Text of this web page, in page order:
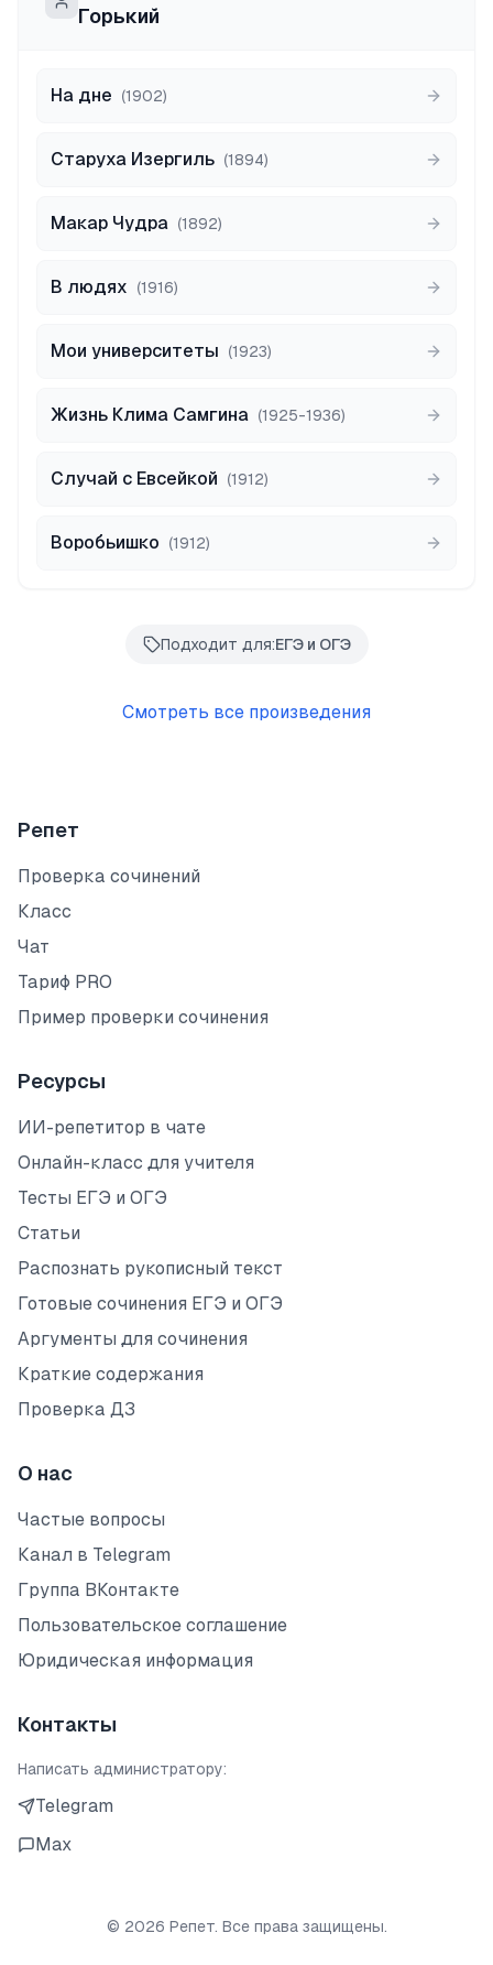
Горький
На дне (1902)
Старуха Изергиль (1894)
Макар Чудра (1892)
В людях (1916)
Мои университеты (1923)
Жизнь Клима Самгина (1925-1936)
Случай с Евсейкой (1912)
Воробьишко (1912)
Подходит для:ЕГЭ и ОГЭ
Смотреть все произведения
Репет
Проверка сочинений
Класс
Чат
Тариф PRO
Пример проверки сочинения
Ресурсы
ИИ-репетитор в чате
Онлайн-класс для учителя
Тесты ЕГЭ и ОГЭ
Статьи
Распознать рукописный текст
Готовые сочинения ЕГЭ и ОГЭ
Аргументы для сочинения
Краткие содержания
Проверка ДЗ
О нас
Частые вопросы
Канал в Telegram
Группа ВКонтакте
Пользовательское соглашение
Юридическая информация
Контакты
Написать администратору:
Telegram
Max
© 2026 Репет. Все права защищены.